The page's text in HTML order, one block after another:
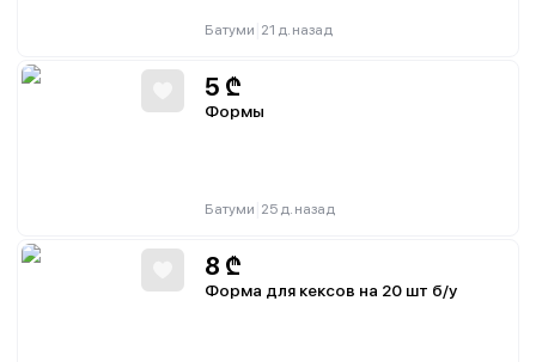
Батуми 21 д. назад
5 ₾
Формы
Батуми 25 д. назад
8 ₾
Форма для кексов на 20 шт б/у